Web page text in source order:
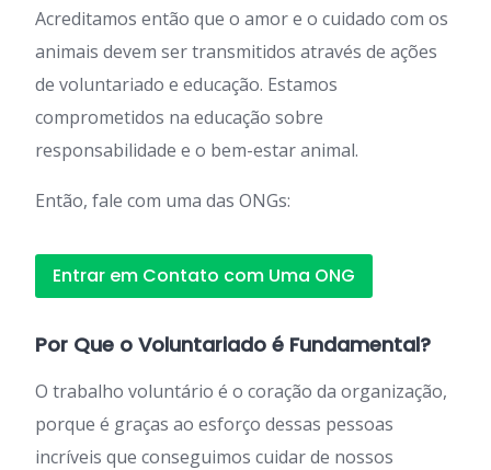
Acreditamos então que o amor e o cuidado com os
animais devem ser transmitidos através de ações
de voluntariado e educação. Estamos
comprometidos na educação sobre
responsabilidade e o bem-estar animal.
Então, fale com uma das ONGs:
Entrar em Contato com Uma ONG
Por Que o Voluntariado é Fundamental?
O trabalho voluntário é o coração da organização,
porque é graças ao esforço dessas pessoas
incríveis que conseguimos cuidar de nossos